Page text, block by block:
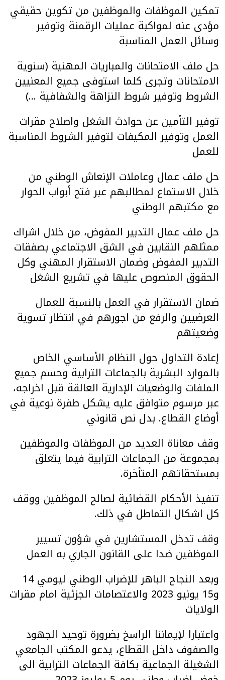
تمكين الموظفات والموظفين من تكوين حقيقي
مؤدى عنه لمواكبة عمليات الرقمنة وتوفير
وسائل العمل المناسبة
حل ملف الامتحانات والمباريات المهنية (سنوية
الامتحانات وتجرى كلما استوفى جميع المعنيين
الشروط وتوفير شروط النزاهة والشفافية …)
توفير التأمين عن حوادث الشغل واصلاح مقرات
العمل وتوفير المكيفات لتوفير الشروط المناسبة
للعمل
حل ملف عمال وعاملات الإنعاش الوطني من
خلال الاستماع لمطالبهم عبر فتح أبواب الحوار
مع مكتبهم الوطني
حل ملف عمال التدبير المفوض، من خلال اشراك
ممثلهم النقابين في الشق الاجتماعي بصفقات
التدبير المفوض وضمان الاستقرار المهني وكل
الحقوق المنصوص عليها في تشريع الشغل
ضمان الاستقرار في العمل بالنسبة للعمال
العرضيين والرفع من اجورهم في انتظار تسوية
وضعيتهم
إعادة التداول حول النظام الأساسي الخاص
بالموارد البشرية بالجماعات الترابية وحسم جميع
الملفات والوضعيات الإدارية العالقة قبل اخراجه،
عبر مرسوم متوافق عليه يشكل طفرة نوعية في
أوضاع القطاع. بدل نص قانوني
وقف معاناة العديد من الموظفات والموظفين
بمجموعة من الجماعات الترابية فيما يتعلق
بمستحقاتهم المتأخرة.
تنفيذ الأحكام القضائية لصالح الموظفين ووقف
كل اشكال التماطل في ذلك.
وقف تدخل المستشارين في شؤون تسيير
الموظفين ضدا على القانون الجاري به العمل
وبعد النجاح الباهر للإضراب الوطني ليومي 14
و15 يونيو 2023 والاعتصامات الجزئية امام مقرات
الولايات
واعتبارا لإيماننا الراسخ بضرورة توحيد الجهود
والصفوف داخل القطاع، يدعو المكتب الجامعي
الشغيلة الجماعية بكافة الجماعات الترابية الى